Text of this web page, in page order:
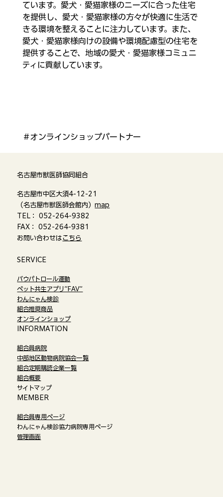
ています。愛犬・愛猫家様のニーズに合った住宅
を提供し、愛犬・愛猫家様の方々が快適に生活で
きる環境を整えることに注力しています。また、
愛犬・愛猫家様向けの設備や環境配慮型の住宅を
提供することで、地域の愛犬・愛猫家様コミュニ
ティに貢献しています。
＃オンラインショップパートナー
名古屋市獣医師協同組合
名古屋市中区大須4-12-21
（名古屋市獣医師会館内）map
TEL： 052-264-9382
FAX： 052-264-9381
お問い合わせはこちら
​SERVICE
バウパトロール運動
ペット共生アプリ”FAV”
わんにゃん検診
組合推奨商品
オンラインショップ​
​INFORMATION
組合員病院
中部地区動物病院協会一覧
組合定期購読企業一覧
組合概要
サイトマップ
​MEMBER
組合員専用ページ
わんにゃん検診協力病院専用ページ
管理画面